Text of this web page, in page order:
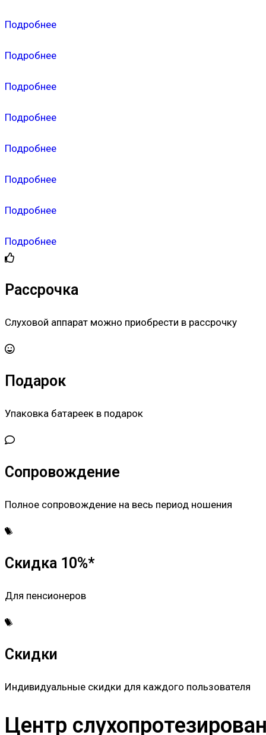
Подробнее
Подробнее
Подробнее
Подробнее
Подробнее
Подробнее
Подробнее
Подробнее
Рассрочка
Слуховой аппарат можно приобрести в рассрочку
Подарок
Упаковка батареек в подарок
Сопровождение
Полное сопровождение на весь период ношения
Скидка 10%*
Для пенсионеров
Скидки
Индивидуальные скидки для каждого пользователя
Центр